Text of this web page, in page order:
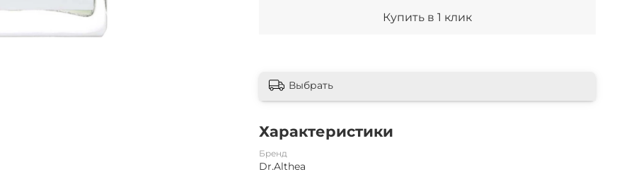
Купить в 1 клик
Выбрать
Характеристики
Бренд
Dr.Althea